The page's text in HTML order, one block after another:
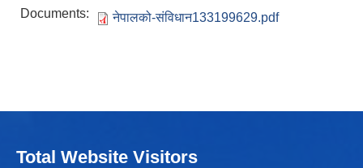
Documents: नेपालको-संविधान133199629.pdf
Total Website Visitors